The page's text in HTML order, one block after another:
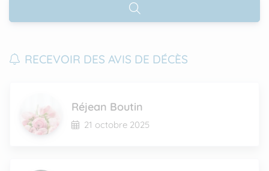
RECEVOIR DES AVIS DE DÉCÈS
Réjean Boutin
21 octobre 2025